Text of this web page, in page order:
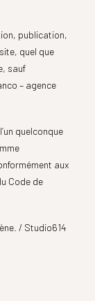
publication,
quel que
sauf
– agence
quelconque
aux
Code de
/ Studio614